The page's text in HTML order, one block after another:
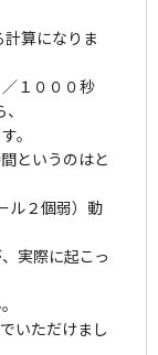
算になりま
１０００秒
。
というのはと
ル２個弱）動
実際に起こっ
いただけまし